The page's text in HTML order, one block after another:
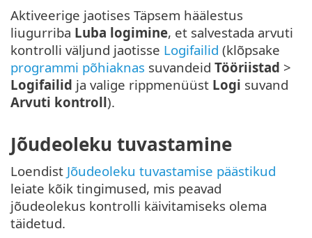
Aktiveerige jaotises Täpsem häälestus
liugurriba Luba logimine, et salvestada arvuti
kontrolli väljund jaotisse Logifailid (klõpsake
programmi põhiaknas suvandeid Tööriistad >
Logifailid ja valige rippmenüüst Logi suvand
Arvuti kontroll).
Jõudeoleku tuvastamine
Loendist Jõudeoleku tuvastamise päästikud
leiate kõik tingimused, mis peavad
jõudeolekus kontrolli käivitamiseks olema
täidetud.